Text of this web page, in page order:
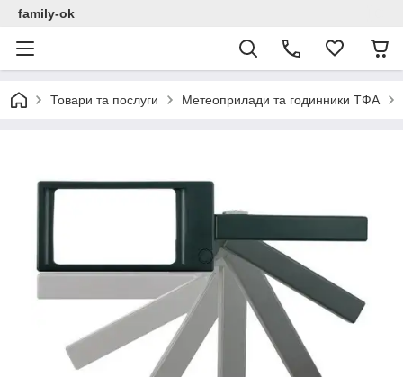
family-ok
Товари та послуги Метеоприлади та годинники ТФА